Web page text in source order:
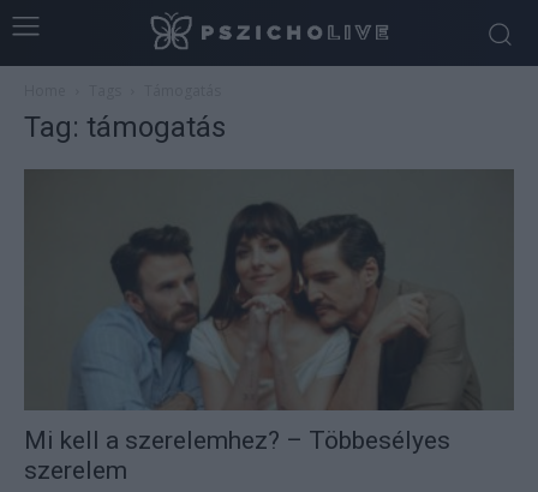
Tag: támogatás
Mi kell a szerelemhez? – Többesélyes
szerelem